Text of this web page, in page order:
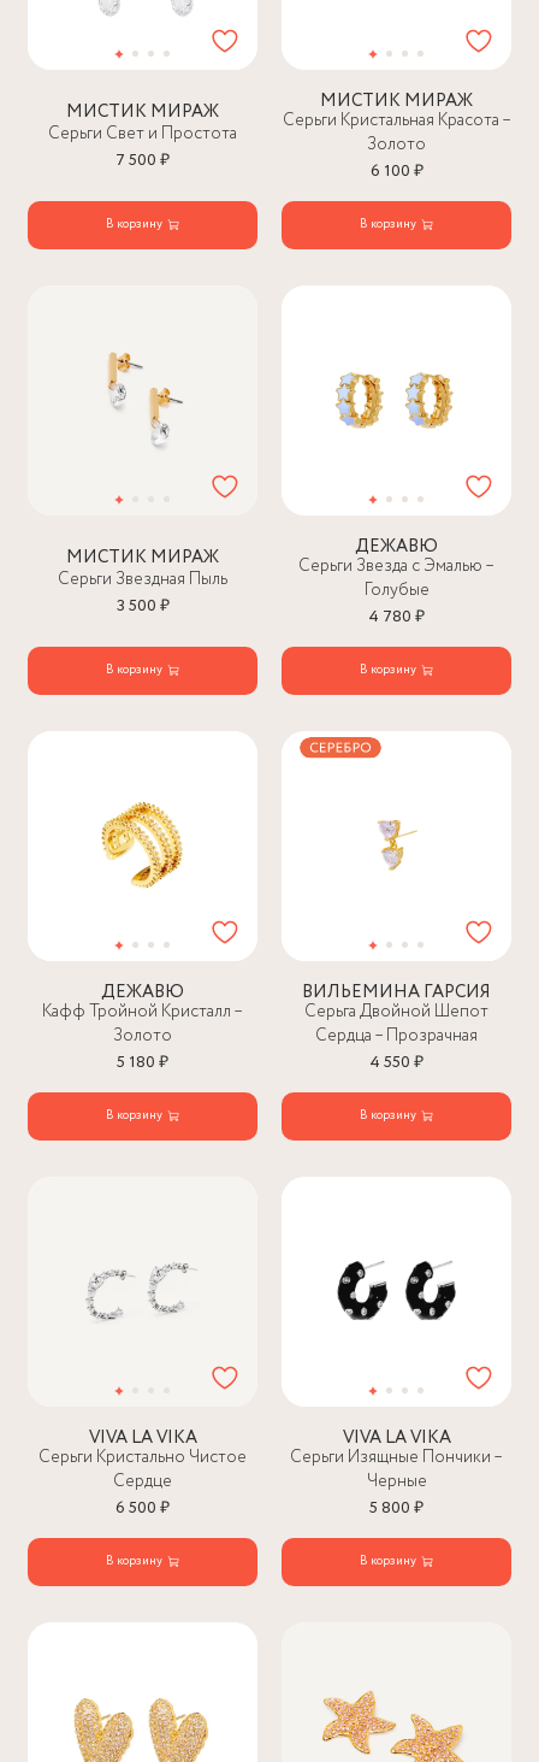
МИСТИК МИРАЖ
Серьги Свет и Простота
7 500 ₽
В корзину
МИСТИК МИРАЖ
Серьги Кристальная Красота –
Золото
6 100 ₽
В корзину
МИСТИК МИРАЖ
Серьги Звездная Пыль
3 500 ₽
В корзину
ДЕЖАВЮ
Серьги Звезда с Эмалью –
Голубые
4 780 ₽
В корзину
ДЕЖАВЮ
Кафф Тройной Кристалл –
Золото
5 180 ₽
В корзину
ВИЛЬЕМИНА ГАРСИЯ
Серьга Двойной Шепот
Сердца – Прозрачная
4 550 ₽
В корзину
VIVA LA VIKA
Серьги Кристально Чистое
Сердце
6 500 ₽
В корзину
VIVA LA VIKA
Серьги Изящные Пончики –
Черные
5 800 ₽
В корзину